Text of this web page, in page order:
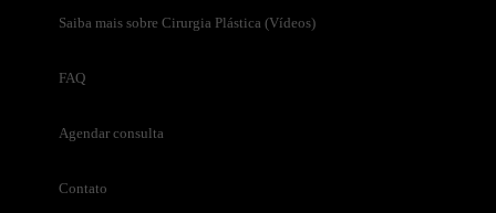
Saiba mais sobre Cirurgia Plástica (Vídeos)
FAQ
Agendar consulta
Contato